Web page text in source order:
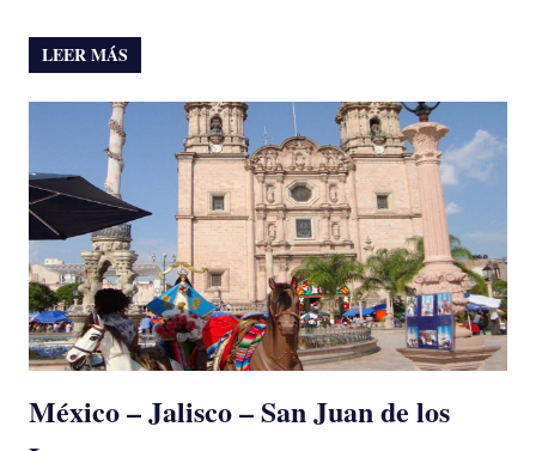
LEER MÁS
México – Jalisco – San Juan de los